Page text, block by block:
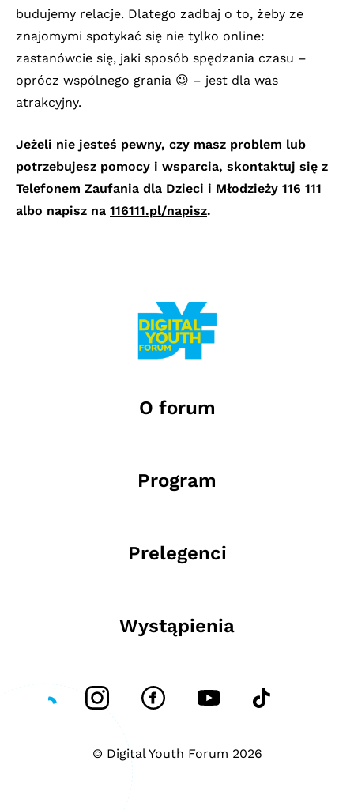
budujemy relacje. Dlatego zadbaj o to, żeby ze
znajomymi spotykać się nie tylko online:
zastanówcie się, jaki sposób spędzania czasu –
oprócz wspólnego grania 😉 – jest dla was
atrakcyjny.
Jeżeli nie jesteś pewny, czy masz problem lub
potrzebujesz pomocy i wsparcia, skontaktuj się z
Telefonem Zaufania dla Dzieci i Młodzieży 116 111
albo napisz na 116111.pl/napisz.
O forum
Program
Prelegenci
Wystąpienia
© Digital Youth Forum 2026